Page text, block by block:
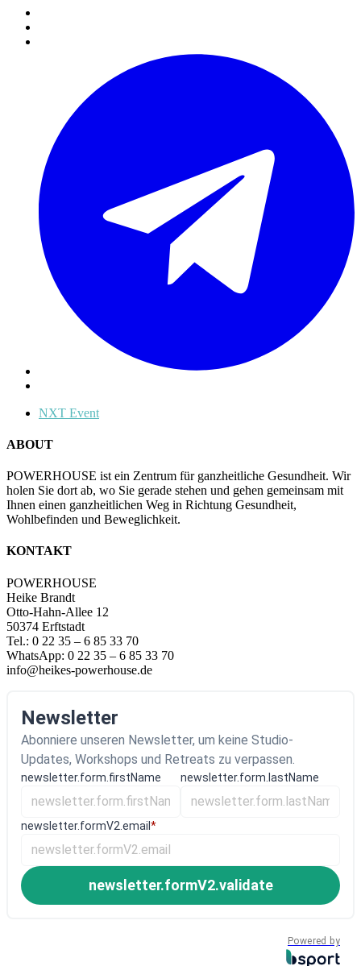
NXT Event
ABOUT
POWERHOUSE ist ein Zentrum für ganzheitliche Gesundheit. Wir
holen Sie dort ab, wo Sie gerade stehen und gehen gemeinsam mit
Ihnen einen ganzheitlichen Weg in Richtung Gesundheit,
Wohlbefinden und Beweglichkeit.
KONTAKT
POWERHOUSE
Heike Brandt
Otto-Hahn-Allee 12
50374 Erftstadt
Tel.: 0 22 35 – 6 85 33 70
WhatsApp: 0 22 35 – 6 85 33 70
info@heikes-powerhouse.de
Newsletter
Abonniere unseren Newsletter, um keine Studio-
Updates, Workshops und Retreats zu verpassen.
newsletter.form.firstName newsletter.form.lastName
newsletter.formV2.email *
newsletter.formV2.validate
Powered by